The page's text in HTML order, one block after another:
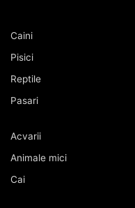
Caini
Pisici
Reptile
Pasari
Acvarii
Animale mici
Cai